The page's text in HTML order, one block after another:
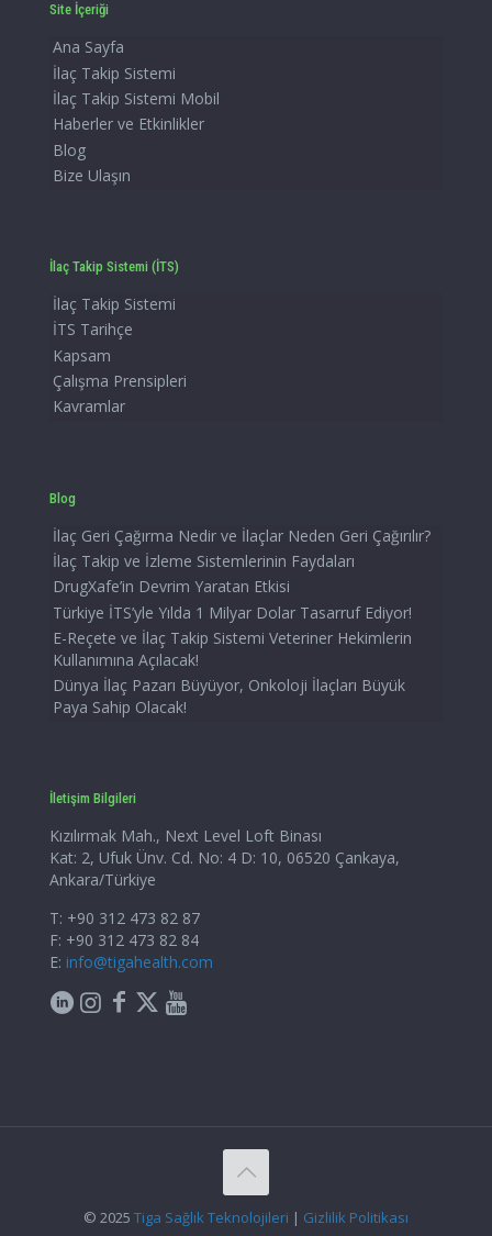
Site İçeriği
Ana Sayfa
İlaç Takip Sistemi
İlaç Takip Sistemi Mobil
Haberler ve Etkinlikler
Blog
Bize Ulaşın
İlaç Takip Sistemi (İTS)
İlaç Takip Sistemi
İTS Tarihçe
Kapsam
Çalışma Prensipleri
Kavramlar
Blog
İlaç Geri Çağırma Nedir ve İlaçlar Neden Geri Çağırılır?
İlaç Takip ve İzleme Sistemlerinin Faydaları
DrugXafe’in Devrim Yaratan Etkisi
Türkiye İTS’yle Yılda 1 Milyar Dolar Tasarruf Ediyor!
E-Reçete ve İlaç Takip Sistemi Veteriner Hekimlerin
Kullanımına Açılacak!
Dünya İlaç Pazarı Büyüyor, Onkoloji İlaçları Büyük
Paya Sahip Olacak!
İletişim Bilgileri
Kızılırmak Mah., Next Level Loft Binası
Kat: 2, Ufuk Ünv. Cd. No: 4 D: 10, 06520 Çankaya,
Ankara/Türkiye
T: +90 312 473 82 87
F: +90 312 473 82 84
E: info@tigahealth.com
© 2025 Tiga Sağlık Teknolojileri | Gizlilik Politikası